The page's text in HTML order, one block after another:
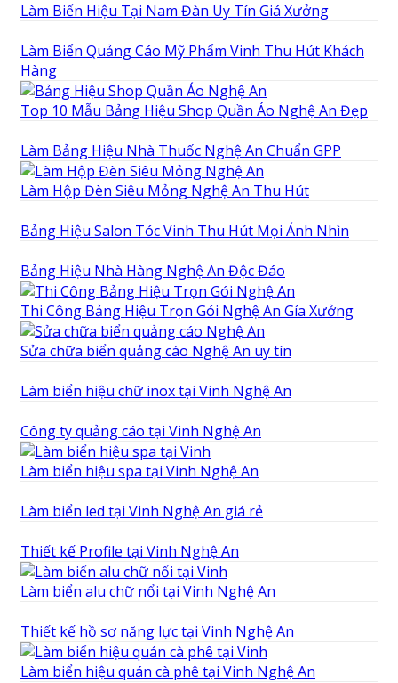
Làm Biển Hiệu Tại Nam Đàn Uy Tín Giá Xưởng
Làm Biển Quảng Cáo Mỹ Phẩm Vinh Thu Hút Khách
Hàng
Top 10 Mẫu Bảng Hiệu Shop Quần Áo Nghệ An Đẹp
Làm Bảng Hiệu Nhà Thuốc Nghệ An Chuẩn GPP
Làm Hộp Đèn Siêu Mỏng Nghệ An Thu Hút
Bảng Hiệu Salon Tóc Vinh Thu Hút Mọi Ánh Nhìn
Bảng Hiệu Nhà Hàng Nghệ An Độc Đáo
Thi Công Bảng Hiệu Trọn Gói Nghệ An Gía Xưởng
Sửa chữa biển quảng cáo Nghệ An uy tín
Làm biển hiệu chữ inox tại Vinh Nghệ An
Công ty quảng cáo tại Vinh Nghệ An
Làm biển hiệu spa tại Vinh Nghệ An
Làm biển led tại Vinh Nghệ An giá rẻ
Thiết kế Profile tại Vinh Nghệ An
Làm biển alu chữ nổi tại Vinh Nghệ An
Thiết kế hồ sơ năng lực tại Vinh Nghệ An
Làm biển hiệu quán cà phê tại Vinh Nghệ An